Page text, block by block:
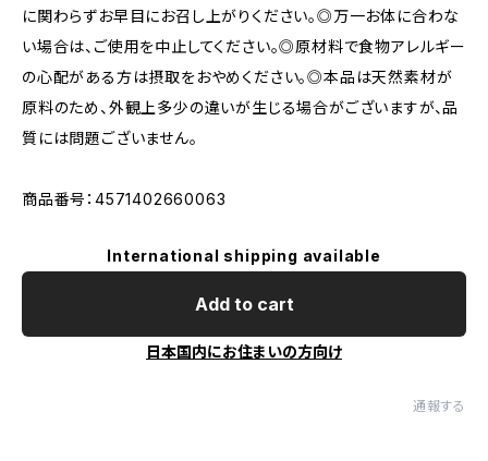
に関わらずお早目にお召し上がりください。◎万一お体に合わな
い場合は、ご使用を中止してください。◎原材料で食物アレルギー
の心配がある方は摂取をおやめください。◎本品は天然素材が
原料のため、外観上多少の違いが生じる場合がございますが、品
質には問題ございません。
商品番号：4571402660063
International shipping available
Add to cart
日本国内にお住まいの方向け
通報する